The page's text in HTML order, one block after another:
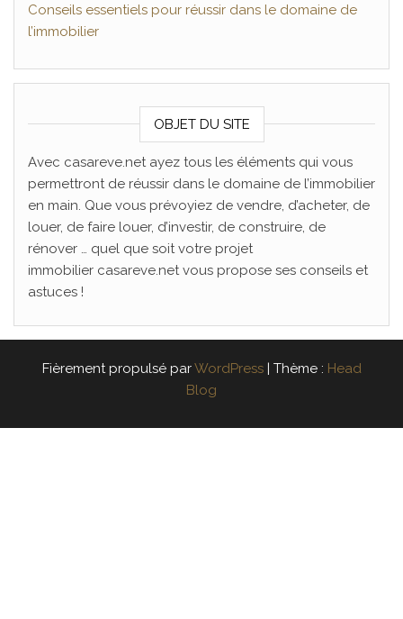
Conseils essentiels pour réussir dans le domaine de
l’immobilier
OBJET DU SITE
Avec casareve.net ayez tous les éléments qui vous
permettront de réussir dans le domaine de l’immobilier
en main. Que vous prévoyiez de vendre, d’acheter, de
louer, de faire louer, d’investir, de construire, de
rénover … quel que soit votre projet
immobilier casareve.net vous propose ses conseils et
astuces !
Fièrement propulsé parWordPress | Thème : Head
Blog